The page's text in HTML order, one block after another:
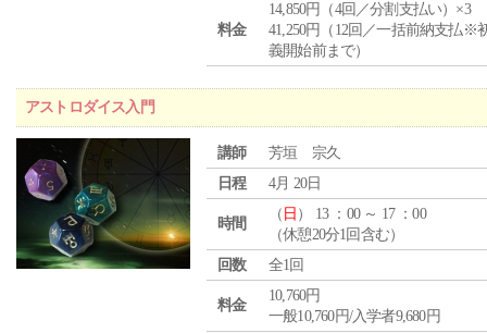
料金
14,850円（4回／分割支払い）×3
41,250円（12回／一括前納支払※
義開始前まで）
アストロダイス入門
講師
芳垣 宗久
日程
4月 20日
時間
（ 日 ） 13 ：00 ～ 17 ：00
（休憩20分1回含む）
回数
全1回
料金
10,760円
一般10,760円/入学者9,680円